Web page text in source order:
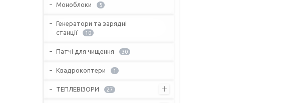
Моноблоки 5
Генератори та зарядні
станції
10
Патчі для чищення 30
Квадрокоптери 1
ТЕПЛЕВІЗОРИ 27